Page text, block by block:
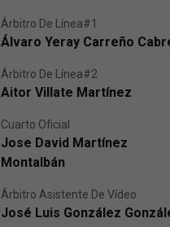
Árbitro De Línea#1
Álvaro Yeray Carreño
Árbitro De Línea#2
Aitor Villate Martínez
Cuarto Oficial
Jose David Martínez
Montalbán
Árbitro Asistente De Vídeo
José Luis González